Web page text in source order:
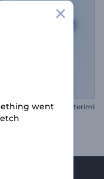
Parlayan Logo Gösterimi
went